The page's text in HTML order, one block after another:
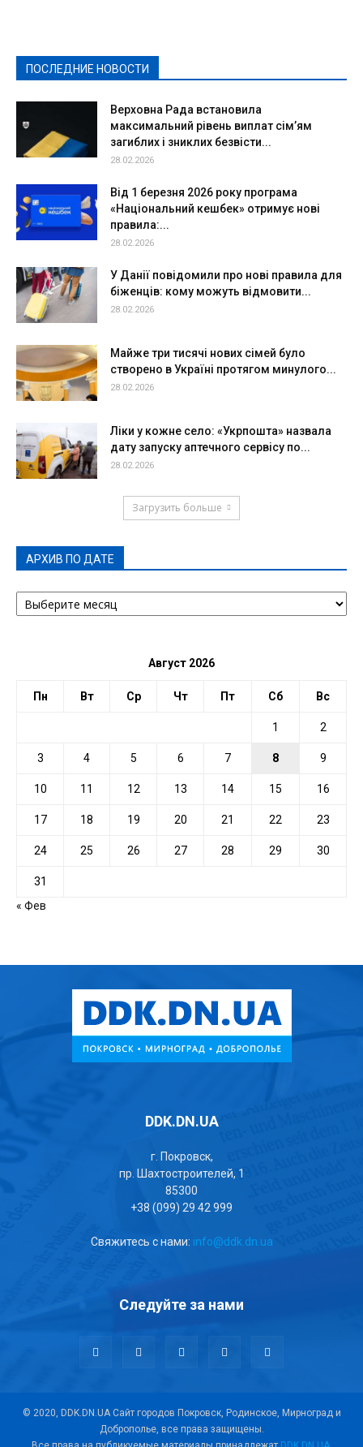
ПОСЛЕДНИЕ НОВОСТИ
Верховна Рада встановила
максимальний рівень виплат сім’ям
загиблих і зниклих безвісти...
28.02.2026
Від 1 березня 2026 року програма
«Національний кешбек» отримує нові
правила:...
28.02.2026
У Данії повідомили про нові правила для
біженців: кому можуть відмовити...
28.02.2026
Майже три тисячі нових сімей було
створено в Україні протягом минулого...
28.02.2026
Ліки у кожне село: «Укрпошта» назвала
дату запуску аптечного сервісу по...
28.02.2026
Загрузить больше
АРХИВ ПО ДАТЕ
АРХИВ
ПО
Август 2026
Пн Вт Ср Чт Пт Сб Вс
1 2
3 4 5 6 7 8 9
10 11 12 13 14 15 16
17 18 19 20 21 22 23
24 25 26 27 28 29 30
31
« Фев
DDK.DN.UA
г. Покровск,
пр. Шахтостроителей, 1
85300
+38 (099) 29 42 999
Свяжитесь с нами: info@ddk.dn.ua
Следуйте за нами
© 2020, DDK.DN.UA Сайт городов Покровск, Родинское, Мирноград и
Доброполье, все права защищены.